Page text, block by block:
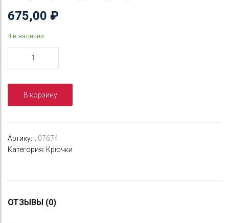
675,00 ₽
4 в наличии
для
пилькеров
и
Hook
Double
(2шт./
В корзину
Артикул: 07674
Категория: Крючки
ОТЗЫВЫ (0)